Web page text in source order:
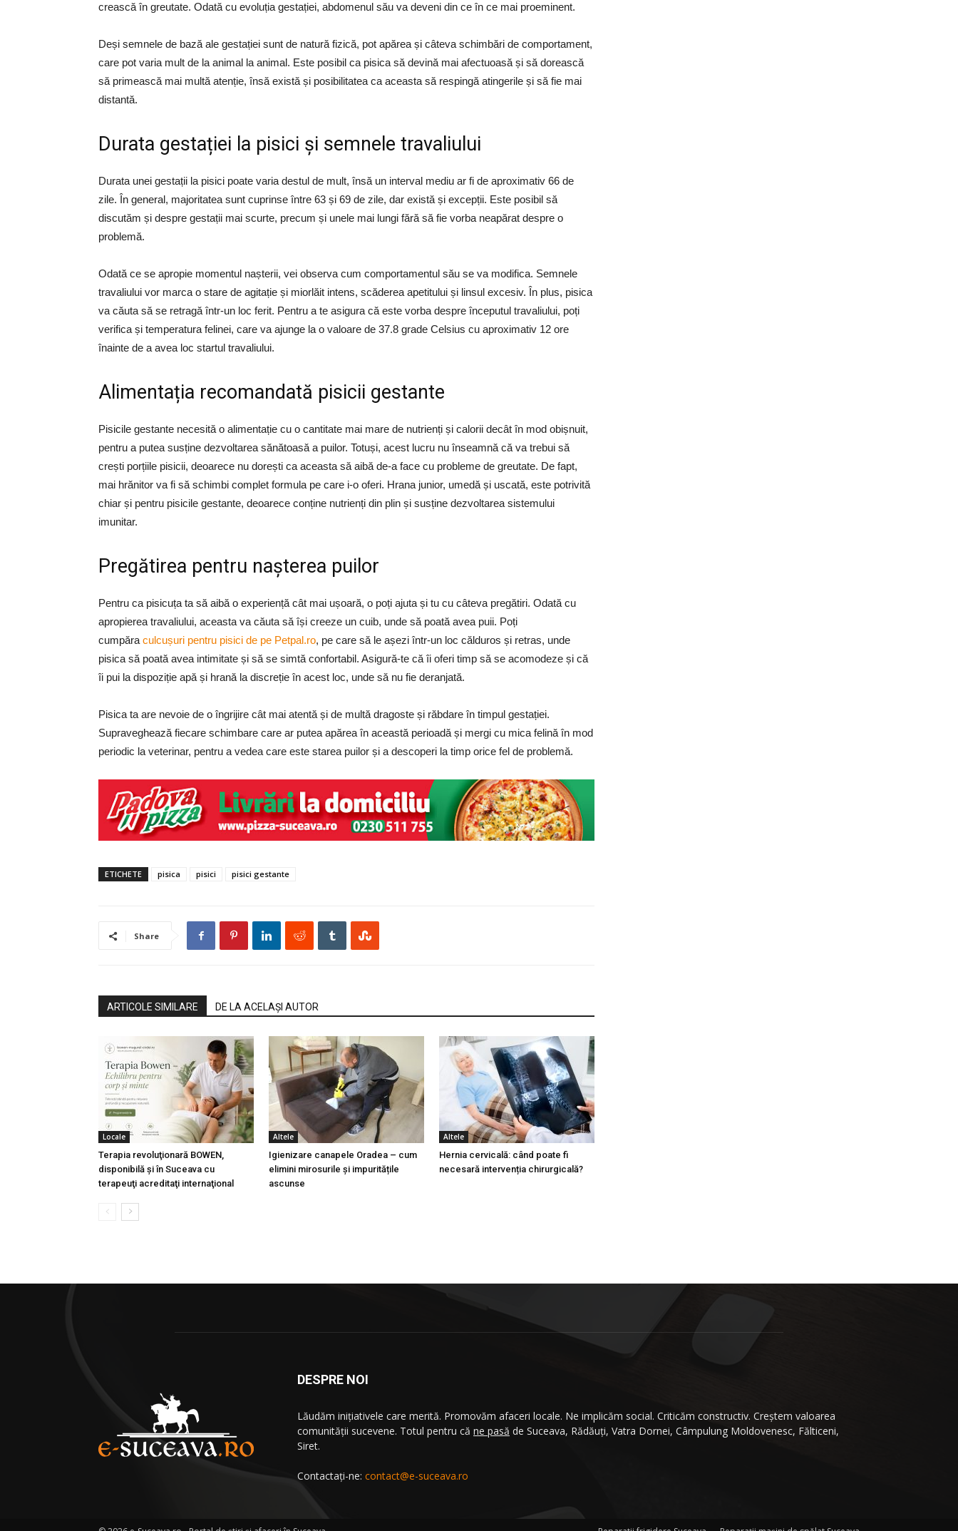
crească în greutate. Odată cu evoluția gestației, abdomenul său va deveni din ce în ce mai proeminent.
Deși semnele de bază ale gestației sunt de natură fizică, pot apărea și câteva schimbări de comportament,
care pot varia mult de la animal la animal. Este posibil ca pisica să devină mai afectuoasă și să dorească
să primească mai multă atenție, însă există și posibilitatea ca aceasta să respingă atingerile și să fie mai
distantă.
Durata gestației la pisici și semnele travaliului
Durata unei gestații la pisici poate varia destul de mult, însă un interval mediu ar fi de aproximativ 66 de
zile. În general, majoritatea sunt cuprinse între 63 și 69 de zile, dar există și excepții. Este posibil să
discutăm și despre gestații mai scurte, precum și unele mai lungi fără să fie vorba neapărat despre o
problemă.
Odată ce se apropie momentul nașterii, vei observa cum comportamentul său se va modifica. Semnele
travaliului vor marca o stare de agitație și miorlăit intens, scăderea apetitului și linsul excesiv. În plus, pisica
va căuta să se retragă într-un loc ferit. Pentru a te asigura că este vorba despre începutul travaliului, poți
verifica și temperatura felinei, care va ajunge la o valoare de 37.8 grade Celsius cu aproximativ 12 ore
înainte de a avea loc startul travaliului.
Alimentația recomandată pisicii gestante
Pisicile gestante necesită o alimentație cu o cantitate mai mare de nutrienți și calorii decât în mod obișnuit,
pentru a putea susține dezvoltarea sănătoasă a puilor. Totuși, acest lucru nu înseamnă că va trebui să
crești porțiile pisicii, deoarece nu dorești ca aceasta să aibă de-a face cu probleme de greutate. De fapt,
mai hrănitor va fi să schimbi complet formula pe care i-o oferi. Hrana junior, umedă și uscată, este potrivită
chiar și pentru pisicile gestante, deoarece conține nutrienți din plin și susține dezvoltarea sistemului
imunitar.
Pregătirea pentru nașterea puilor
Pentru ca pisicuța ta să aibă o experiență cât mai ușoară, o poți ajuta și tu cu câteva pregătiri. Odată cu
apropierea travaliului, aceasta va căuta să își creeze un cuib, unde să poată avea puii. Poți
cumpăra culcușuri pentru pisici de pe Petpal.ro, pe care să le așezi într-un loc călduros și retras, unde
pisica să poată avea intimitate și să se simtă confortabil. Asigură-te că îi oferi timp să se acomodeze și că
îi pui la dispoziție apă și hrană la discreție în acest loc, unde să nu fie deranjată.
Pisica ta are nevoie de o îngrijire cât mai atentă și de multă dragoste și răbdare în timpul gestației.
Supraveghează fiecare schimbare care ar putea apărea în această perioadă și mergi cu mica felină în mod
periodic la veterinar, pentru a vedea care este starea puilor și a descoperi la timp orice fel de problemă.
ETICHETE pisica pisici pisici gestante
Share
ARTICOLE SIMILARE DE LA ACELAȘI AUTOR
Locale
Terapia revoluţionară BOWEN,
disponibilă şi în Suceava cu
terapeuţi acreditaţi internaţional
Altele
Igienizare canapele Oradea – cum
elimini mirosurile și impuritățile
ascunse
Altele
Hernia cervicală: când poate fi
necesară intervenția chirurgicală?
DESPRE NOI
Lăudăm iniţiativele care merită. Promovăm afaceri locale. Ne implicăm social. Criticăm constructiv. Creştem valoarea
comunităţii sucevene. Totul pentru că ne pasă de Suceava, Rădăuţi, Vatra Dornei, Câmpulung Moldovenesc, Fălticeni,
Siret.
Contactați-ne: contact@e-suceava.ro